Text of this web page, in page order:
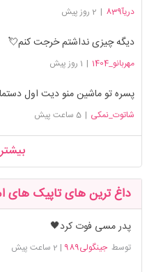
دریآ839 | 2 روز پیش
دیگه چیزی نداشتم خرجت کنم💘
مهربانو_1404 | 1 روز پیش
پسره تو ماشین منو دیت اول
شاتوت_نمکی | 5 ساعت پیش
داغ ترین های تاپیک های
پدر مسی فوت کرد🖤
توسطجینگولی989 | 2 ساعت پیش